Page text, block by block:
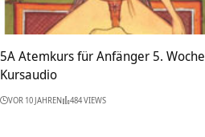
5A Atemkurs für Anfänger 5. Woche
Kursaudio
VOR 10 JAHREN 484 VIEWS